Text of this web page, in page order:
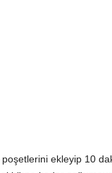
ekleyip 10